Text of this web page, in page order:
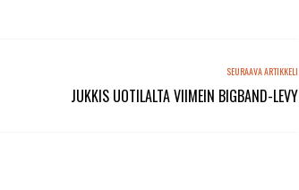
SEURAAVA ARTIKKELI
JUKKIS UOTILALTA VIIMEIN BIGBAND-LEVY